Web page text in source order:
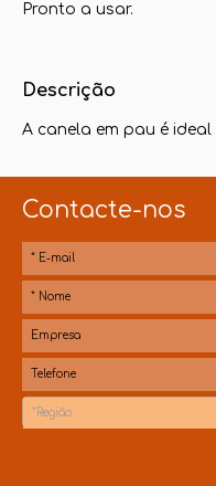
Pronto a usar.
Descrição
A canela em pau é
Contacte-nos
*Região